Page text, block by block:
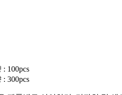
100pcs
300pcs